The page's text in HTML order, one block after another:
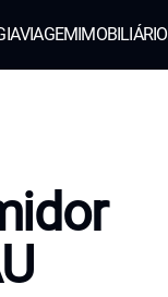
VIAGEMIMOBILIÁRIO